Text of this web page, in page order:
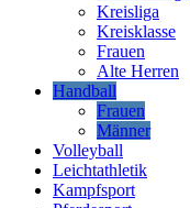
Kreisliga
Kreisklasse
Frauen
Alte Herren
Handball
Frauen
Männer
Volleyball
Leichtathletik
Kampfsport